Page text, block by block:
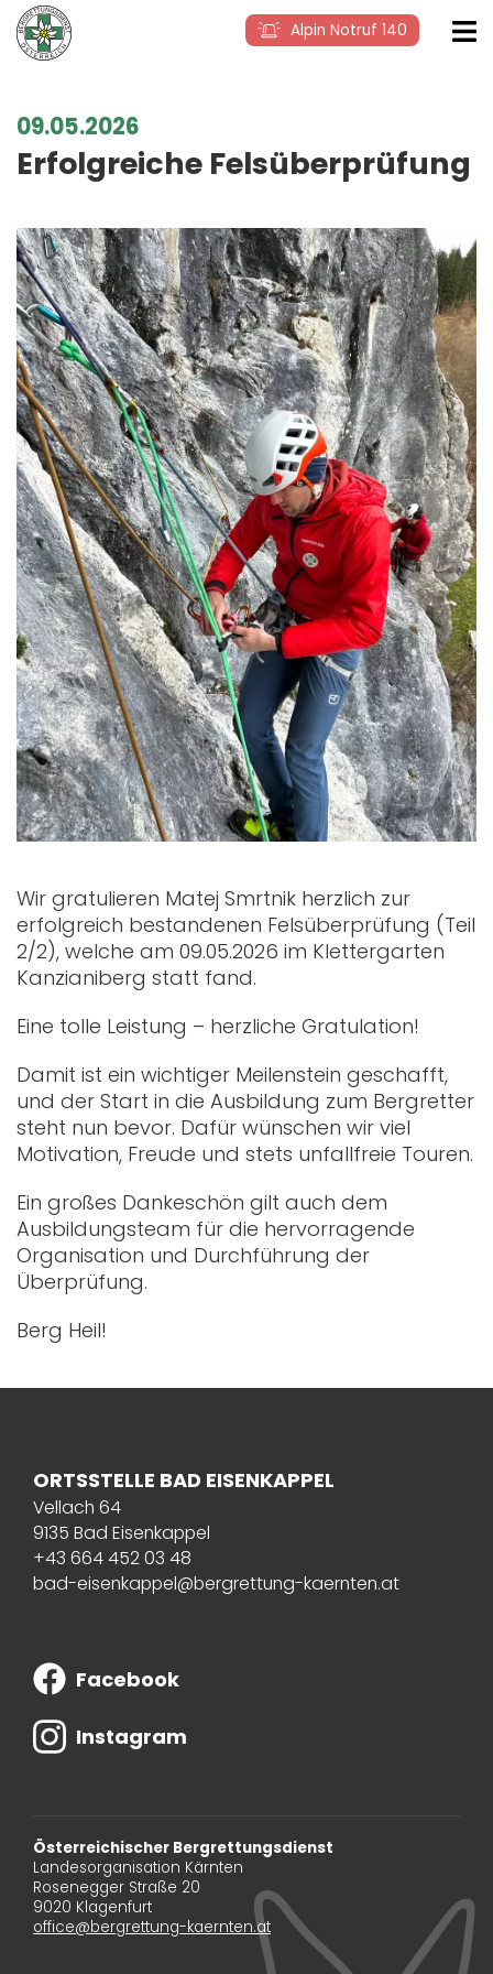
Alpin Notruf 140
09.05.2026
Erfolgreiche Felsüberprüfung
Wir gratulieren Matej Smrtnik herzlich zur
erfolgreich bestandenen Felsüberprüfung (Teil
2/2), welche am 09.05.2026 im Klettergarten
Kanzianiberg statt fand.
Eine tolle Leistung – herzliche Gratulation!
Damit ist ein wichtiger Meilenstein geschafft,
und der Start in die Ausbildung zum Bergretter
steht nun bevor. Dafür wünschen wir viel
Motivation, Freude und stets unfallfreie Touren.
Ein großes Dankeschön gilt auch dem
Ausbildungsteam für die hervorragende
Organisation und Durchführung der
Überprüfung.
Berg Heil!
ORTSSTELLE BAD EISENKAPPEL
Vellach 64
9135 Bad Eisenkappel
+43 664 452 03 48
bad-eisenkappel@bergrettung-kaernten.at
Facebook
Instagram
Österreichischer Bergrettungsdienst
Landesorganisation Kärnten
Rosenegger Straße 20
9020 Klagenfurt
office@bergrettung-kaernten.at